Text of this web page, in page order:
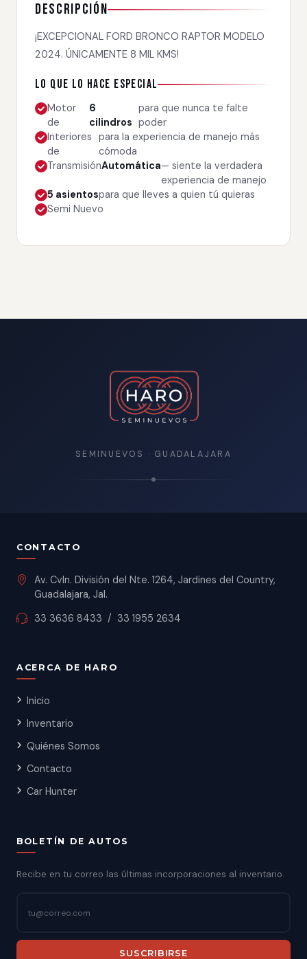
Descripción
¡EXCEPCIONAL FORD BRONCO RAPTOR MODELO
2024. ÚNICAMENTE 8 MIL KMS!
Lo que lo hace especial
Motor
de
6
cilindros
para que nunca te falte
poder
Interiores
de
para la experiencia de manejo más
cómoda
TransmisiónAutomática— siente la verdadera
experiencia de manejo
5 asientospara que lleves a quien tú quieras
Semi Nuevo
SEMINUEVOS · GUADALAJARA
CONTACTO
Av. Cvln. División del Nte. 1264, Jardines del Country,
Guadalajara, Jal.
33 3636 8433 / 33 1955 2634
ACERCA DE HARO
Inicio
Inventario
Quiénes Somos
Contacto
Car Hunter
BOLETÍN DE AUTOS
Recibe en tu correo las últimas incorporaciones al inventario.
SUSCRIBIRSE